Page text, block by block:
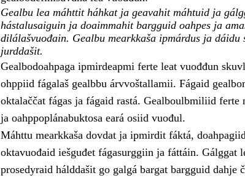
Gealbu lea máhttit háhkat ja geavahit máhtuid ja
hástalusaiguin ja doaimmahit bargguid oahpes ja
dilálašvuođain. Gealbu mearkkaša ipmárdus ja
jurddašit.
Gealbodoahpaga ipmirdeapmi ferte leat vuođđun
ohppiid fágalaš gealbbu árvvoštallamii. Fágaid
oktalaččat fágas ja fágaid rastá. Gealboulbmiliid
ja oahppoplánabuktosa eará osiid vuođul.
Máhttu mearkkaša dovdat ja ipmirdit fáktá,
oktavuođaid iešguđet fágasurggiin ja fáttáin. Gálggat
prosedyraid hálddašit go galgá bargat bargguid dahje